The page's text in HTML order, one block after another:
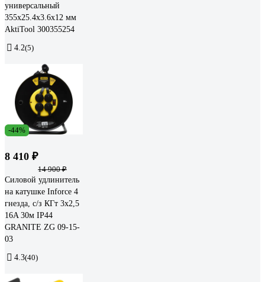
универсальный
355x25.4x3.6x12 мм
AktiTool 300355254
4.2(5)
-44%
8 410 ₽
14 900 ₽
Силовой удлинитель
на катушке Inforce 4
гнезда, с/з КГт 3х2,5
16A 30м IP44
GRANITE ZG 09-15-
03
4.3(40)